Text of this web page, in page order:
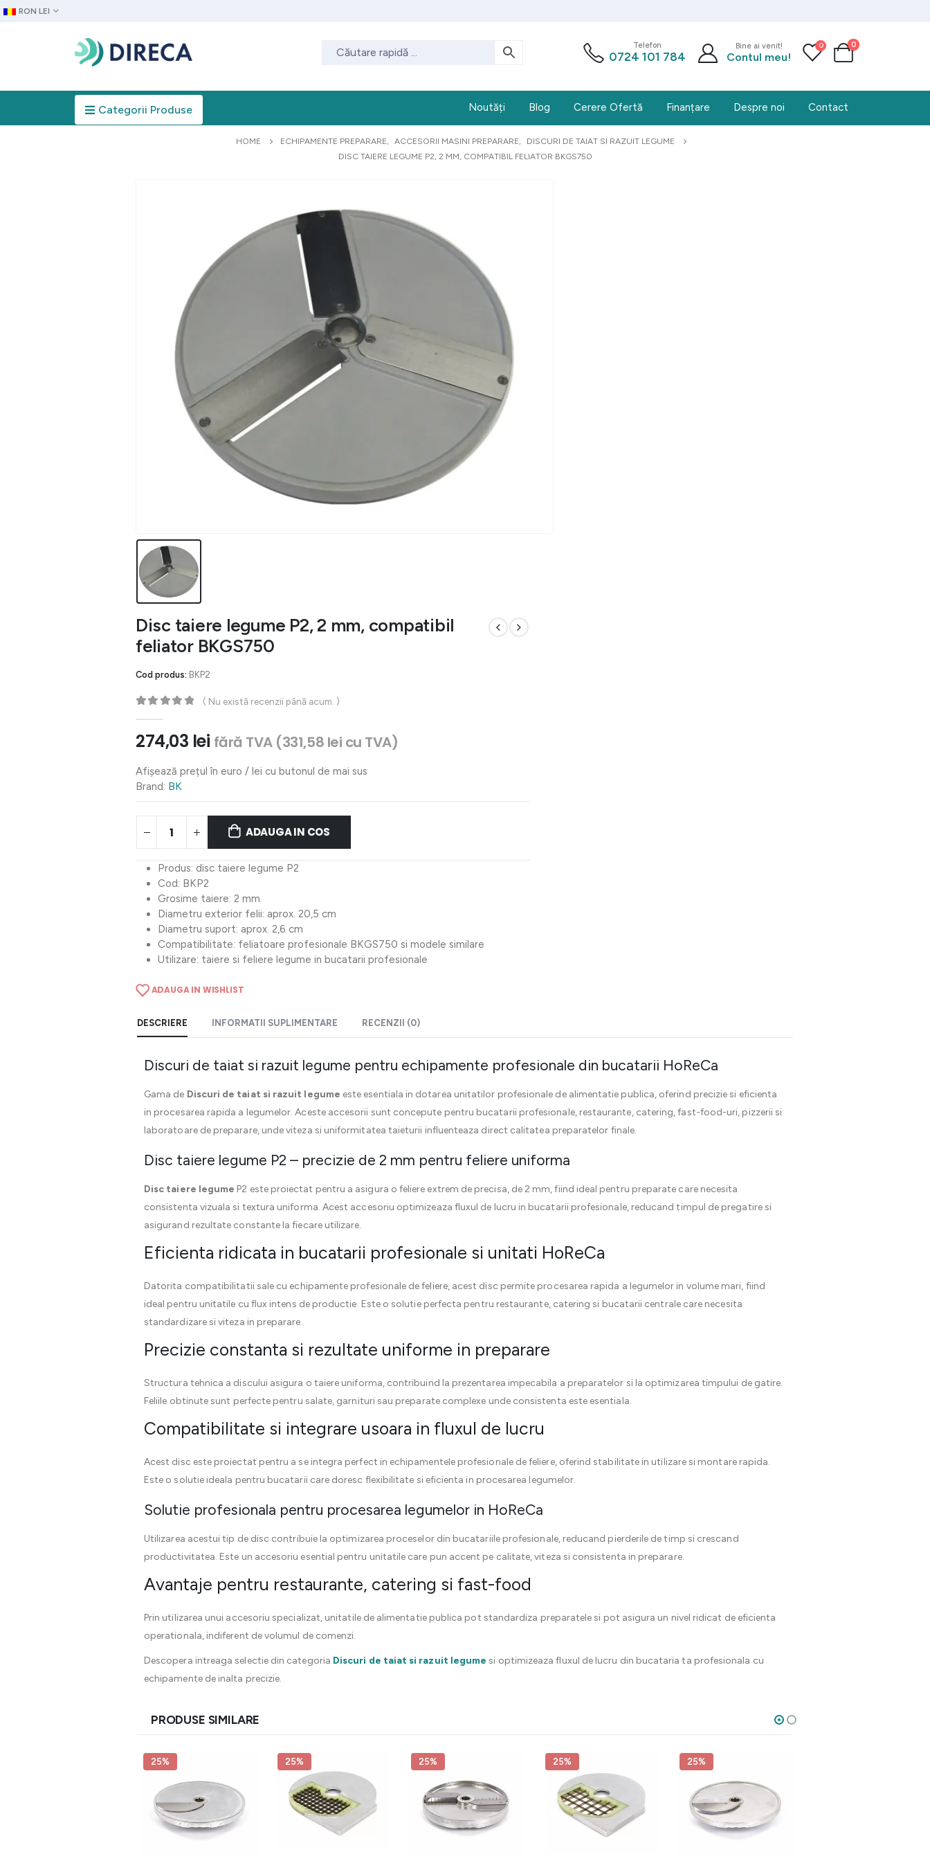
RON LEI
Telefon
0724 101 784
Bine ai venit!
Contul meu!
0 0
Categorii Produse Noutăți Blog Cerere Ofertă Finanțare Despre noi Contact
HOME ECHIPAMENTE PREPARARE, ACCESORII MASINI PREPARARE,
DISCURI DE TAIAT SI RAZUIT LEGUME
DISC TAIERE LEGUME P2, 2 MM, COMPATIBIL FELIATOR BKGS750
Disc taiere legume P2, 2 mm, compatibil
feliator BKGS750
Cod produs: BKP2
( Nu există recenzii până acum. )
274,03 lei fără TVA (331,58 lei cu TVA)
Afișează prețul în euro / lei cu butonul de mai sus
Brand: BK
ADAUGA IN COS
Produs: disc taiere legume P2
Cod: BKP2
Grosime taiere: 2 mm
Diametru exterior felii: aprox. 20,5 cm
Diametru suport: aprox. 2,6 cm
Compatibilitate: feliatoare profesionale BKGS750 si modele similare
Utilizare: taiere si feliere legume in bucatarii profesionale
ADAUGA IN WISHLIST
DESCRIERE INFORMATII SUPLIMENTARE RECENZII (0)
Discuri de taiat si razuit legume pentru echipamente profesionale din bucatarii HoReCa
Gama de Discuri de taiat si razuit legume este esentiala in dotarea unitatilor profesionale de alimentatie publica, oferind precizie si eficienta
in procesarea rapida a legumelor. Aceste accesorii sunt concepute pentru bucatarii profesionale, restaurante, catering, fast-food-uri, pizzerii si
laboratoare de preparare, unde viteza si uniformitatea taieturii influenteaza direct calitatea preparatelor finale.
Disc taiere legume P2 – precizie de 2 mm pentru feliere uniforma
Disc taiere legume P2 este proiectat pentru a asigura o feliere extrem de precisa, de 2 mm, fiind ideal pentru preparate care necesita
consistenta vizuala si textura uniforma. Acest accesoriu optimizeaza fluxul de lucru in bucatarii profesionale, reducand timpul de pregatire si
asigurand rezultate constante la fiecare utilizare.
Eficienta ridicata in bucatarii profesionale si unitati HoReCa
Datorita compatibilitatii sale cu echipamente profesionale de feliere, acest disc permite procesarea rapida a legumelor in volume mari, fiind
ideal pentru unitatile cu flux intens de productie. Este o solutie perfecta pentru restaurante, catering si bucatarii centrale care necesita
standardizare si viteza in preparare.
Precizie constanta si rezultate uniforme in preparare
Structura tehnica a discului asigura o taiere uniforma, contribuind la prezentarea impecabila a preparatelor si la optimizarea timpului de gatire.
Feliile obtinute sunt perfecte pentru salate, garnituri sau preparate complexe unde consistenta este esentiala.
Compatibilitate si integrare usoara in fluxul de lucru
Acest disc este proiectat pentru a se integra perfect in echipamentele profesionale de feliere, oferind stabilitate in utilizare si montare rapida.
Este o solutie ideala pentru bucatarii care doresc flexibilitate si eficienta in procesarea legumelor.
Solutie profesionala pentru procesarea legumelor in HoReCa
Utilizarea acestui tip de disc contribuie la optimizarea proceselor din bucatariile profesionale, reducand pierderile de timp si crescand
productivitatea. Este un accesoriu esential pentru unitatile care pun accent pe calitate, viteza si consistenta in preparare.
Avantaje pentru restaurante, catering si fast-food
Prin utilizarea unui accesoriu specializat, unitatile de alimentatie publica pot standardiza preparatele si pot asigura un nivel ridicat de eficienta
operationala, indiferent de volumul de comenzi.
Descopera intreaga selectie din categoria Discuri de taiat si razuit legume si optimizeaza fluxul de lucru din bucataria ta profesionala cu
echipamente de inalta precizie.
PRODUSE SIMILARE
25% 25% 25% 25% 25%